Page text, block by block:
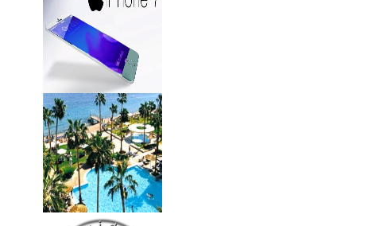
40
₪
מידע נוסף
מצלמות אינפרא
499
₪
מידע נוסף
18 מברשות למאפרים + נרתיק
ג'מס אדום מעור
720
₪
מידע נוסף